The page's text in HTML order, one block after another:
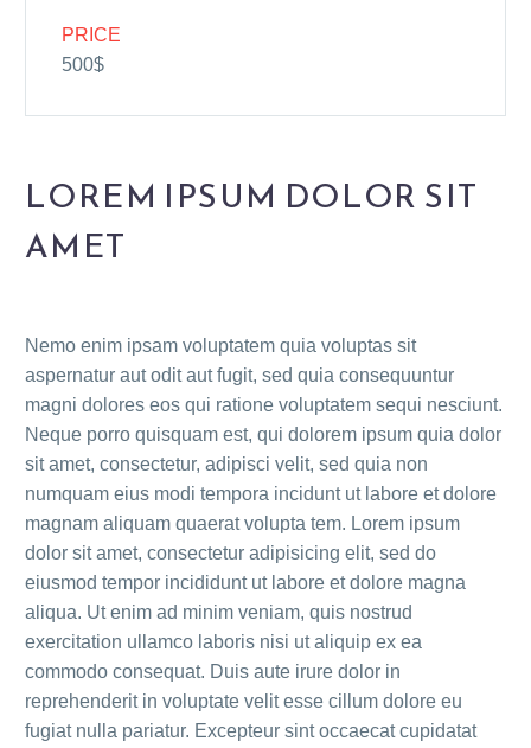
PRICE
500$
LOREM IPSUM DOLOR SIT
AMET
Nemo enim ipsam voluptatem quia voluptas sit
aspernatur aut odit aut fugit, sed quia consequuntur
magni dolores eos qui ratione voluptatem sequi nesciunt.
Neque porro quisquam est, qui dolorem ipsum quia dolor
sit amet, consectetur, adipisci velit, sed quia non
numquam eius modi tempora incidunt ut labore et dolore
magnam aliquam quaerat volupta tem. Lorem ipsum
dolor sit amet, consectetur adipisicing elit, sed do
eiusmod tempor incididunt ut labore et dolore magna
aliqua. Ut enim ad minim veniam, quis nostrud
exercitation ullamco laboris nisi ut aliquip ex ea
commodo consequat. Duis aute irure dolor in
reprehenderit in voluptate velit esse cillum dolore eu
fugiat nulla pariatur. Excepteur sint occaecat cupidatat